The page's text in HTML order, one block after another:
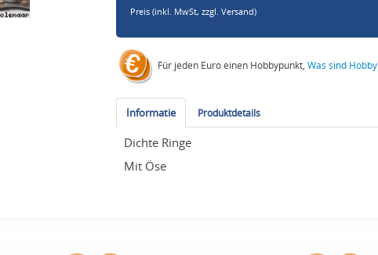
Preis (inkl. MwSt,zzgl. Versand)
Für jeden Euro einen Hobbypunkt,Was sind
Informatie Produktdetails
Dichte Ringe
Mit Öse